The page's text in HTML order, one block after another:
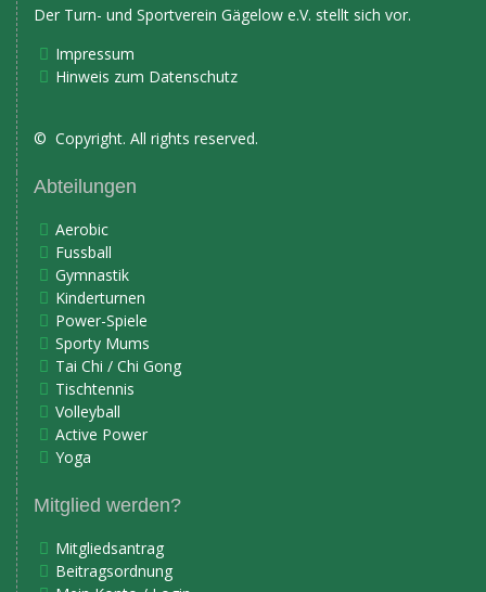
Der Turn- und Sportverein Gägelow e.V. stellt sich vor.
Impressum
Hinweis zum Datenschutz
© Copyright. All rights reserved.
Abteilungen
Aerobic
Fussball
Gymnastik
Kinderturnen
Power-Spiele
Sporty Mums
Tai Chi / Chi Gong
Tischtennis
Volleyball
Active Power
Yoga
Mitglied werden?
Mitgliedsantrag
Beitragsordnung